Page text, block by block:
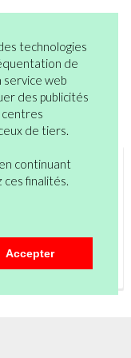
technologies
de
service web
des publicités
centres
de tiers.
continuant
ces finalités.
Accepter
Filtre